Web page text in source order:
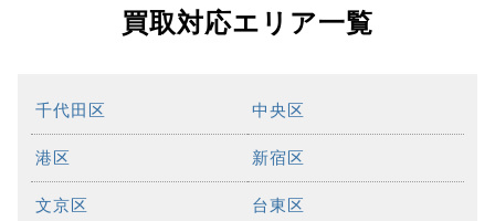
買取対応エリア一覧
千代田区 中央区
港区 新宿区
文京区 台東区